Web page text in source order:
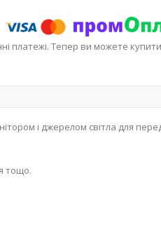
платежі. Тепер ви можете
і джерелом світла для
тощо.